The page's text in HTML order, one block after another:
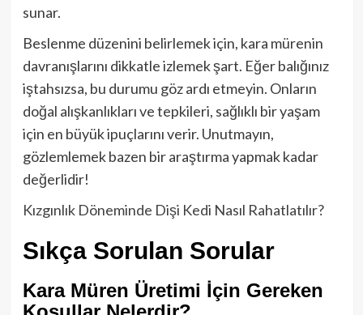
sunar.
Beslenme düzenini belirlemek için, kara mürenin
davranışlarını dikkatle izlemek şart. Eğer balığınız
iştahsızsa, bu durumu göz ardı etmeyin. Onların
doğal alışkanlıkları ve tepkileri, sağlıklı bir yaşam
için en büyük ipuçlarını verir. Unutmayın,
gözlemlemek bazen bir araştırma yapmak kadar
değerlidir!
Kızgınlık Döneminde Dişi Kedi Nasıl Rahatlatılır?
Sıkça Sorulan Sorular
Kara Müren Üretimi İçin Gereken